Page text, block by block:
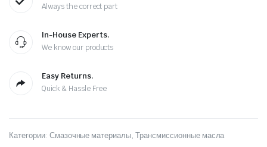
Always the correct part
In-House Experts.
We know our products
Easy Returns.
Quick & Hassle Free
Категории: Смазочные материалы,Трансмиссионные масла